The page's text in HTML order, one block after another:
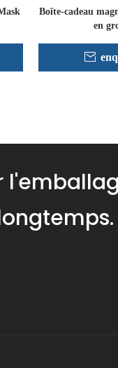
Boîte-cadeau
en